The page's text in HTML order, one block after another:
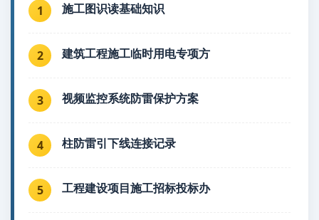
1 施工图识读基础知识
2 建筑工程施工临时用电专项方
3 视频监控系统防雷保护方案
4 柱防雷引下线连接记录
5 工程建设项目施工招标投标办